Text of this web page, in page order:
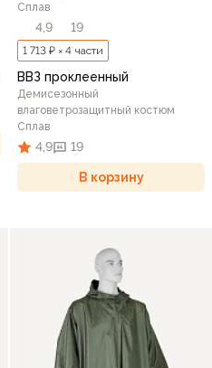
Сплав
4,9 19
1 713 ₽ × 4 части
ВВЗ проклеенный
Демисезонный
влаговетрозащитный костюм
Сплав
4,9 19
В корзину